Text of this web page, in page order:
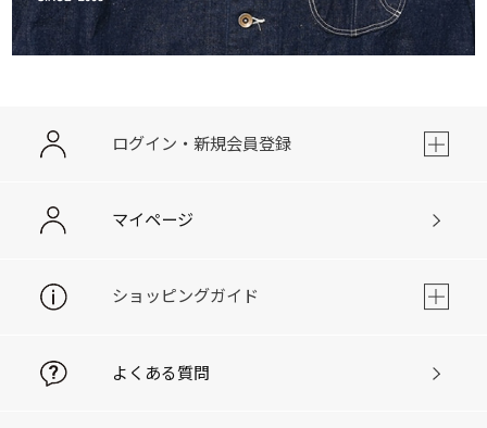
ログイン・新規会員登録
マイページ
ショッピングガイド
よくある質問